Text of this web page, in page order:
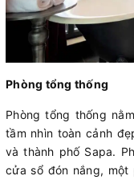
Phòng tổng thống
Phòng tổng thống
tầm nhìn toàn cảnh
và thành phố Sapa.
cửa sổ đón nắng,